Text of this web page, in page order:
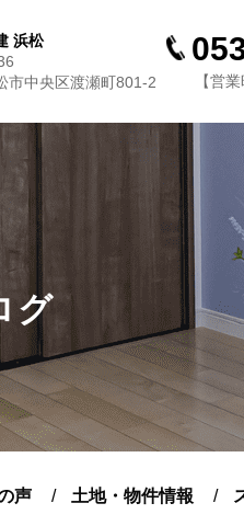
浜松
市中央区渡瀬町801-2
【営
グ
声 土地・物件情報